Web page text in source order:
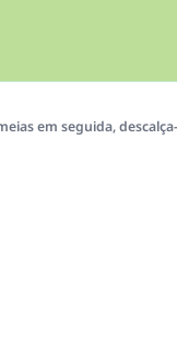
em seguida,